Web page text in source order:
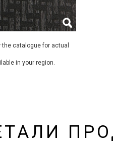
catalogue for actual
in your region.